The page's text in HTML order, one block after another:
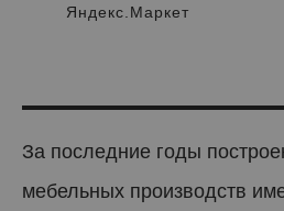
Яндекс.Маркет
За последние годы
мебельных производств